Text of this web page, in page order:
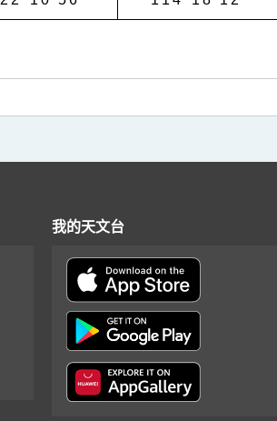
我的天文台